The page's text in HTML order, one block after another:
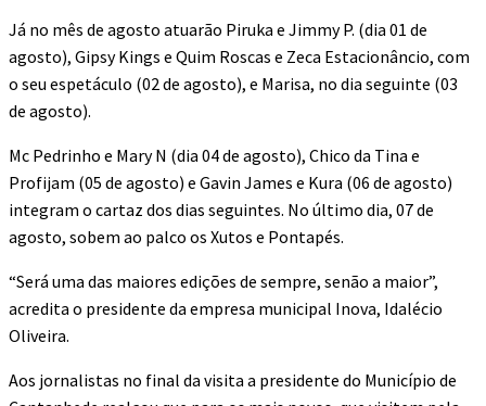
Já no mês de agosto atuarão Piruka e Jimmy P. (dia 01 de
agosto), Gipsy Kings e Quim Roscas e Zeca Estacionâncio, com
o seu espetáculo (02 de agosto), e Marisa, no dia seguinte (03
de agosto).
Mc Pedrinho e Mary N (dia 04 de agosto), Chico da Tina e
Profijam (05 de agosto) e Gavin James e Kura (06 de agosto)
integram o cartaz dos dias seguintes. No último dia, 07 de
agosto, sobem ao palco os Xutos e Pontapés.
“Será uma das maiores edições de sempre, senão a maior”,
acredita o presidente da empresa municipal Inova, Idalécio
Oliveira.
Aos jornalistas no final da visita a presidente do Município de